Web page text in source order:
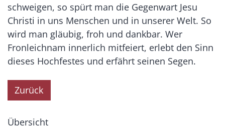
schweigen, so spürt man die Gegenwart Jesu
Christi in uns Menschen und in unserer Welt. So
wird man gläubig, froh und dankbar. Wer
Fronleichnam innerlich mitfeiert, erlebt den Sinn
dieses Hochfestes und erfährt seinen Segen.
Zurück
Übersicht